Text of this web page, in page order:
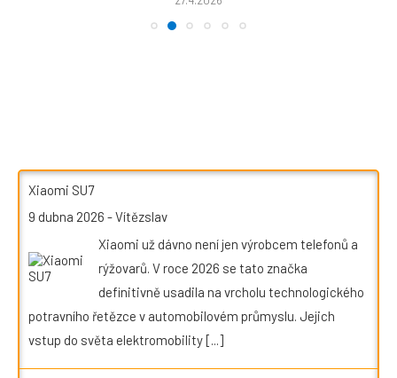
Xiaomi SU7
9 dubna 2026 -Vítězslav
Xiaomi už dávno není jen výrobcem telefonů a
rýžovarů. V roce 2026 se tato značka
definitivně usadila na vrcholu technologického
potravního řetězce v automobilovém průmyslu. Jejich
vstup do světa elektromobility[...]